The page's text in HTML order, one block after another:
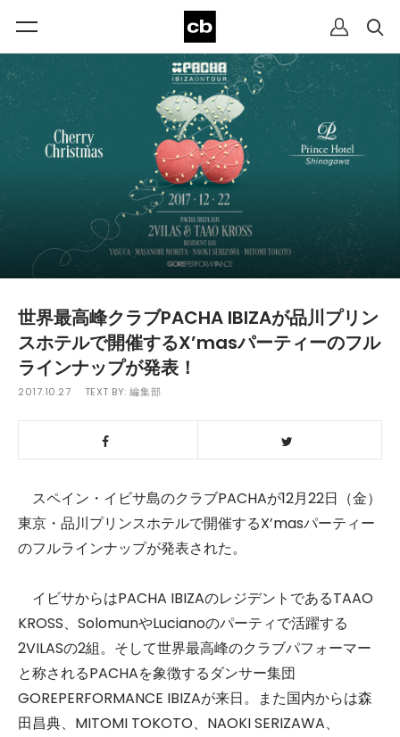
世界最高峰クラブPACHA IBIZAが品川プリン
スホテルで開催するX’masパーティーのフル
ラインナップが発表！
2017.10.27 TEXT BY:編集部
スペイン・イビサ島のクラブPACHAが12月22日（金）
東京・品川プリンスホテルで開催するX’masパーティー
のフルラインナップが発表された。
イビサからはPACHA IBIZAのレジデントであるTAAO
KROSS、SolomunやLucianoのパーティで活躍する
2VILASの2組。そして世界最高峰のクラブパフォーマー
と称されるPACHAを象徴するダンサー集団
GOREPERFORMANCE IBIZAが来日。また国内からは森
田昌典、MITOMI TOKOTO、NAOKI SERIZAWA、